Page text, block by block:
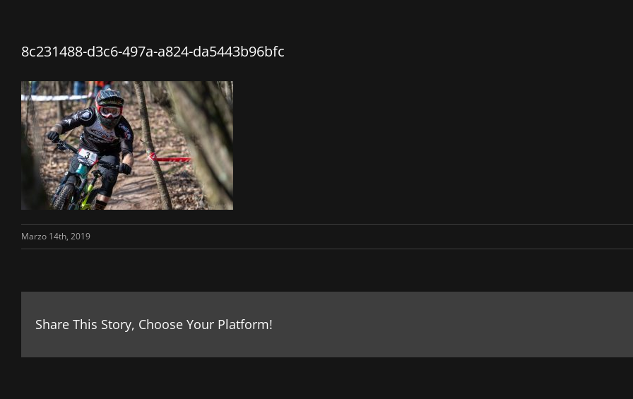
8c231488-d3c6-497a-a824-da5443b96bfc
Marzo 14th, 2019
Share This Story, Choose Your Platform!